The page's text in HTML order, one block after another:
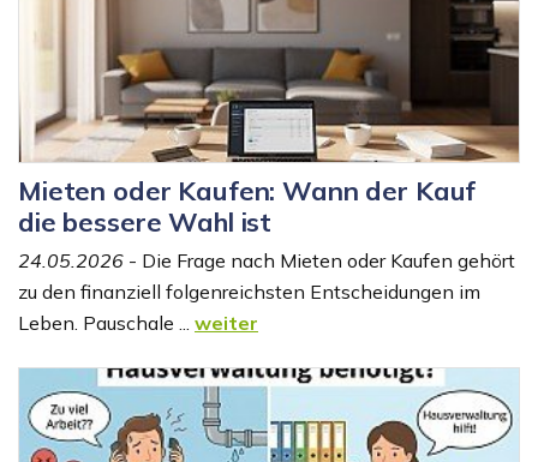
Mieten oder Kaufen: Wann der Kauf
die bessere Wahl ist
24.05.2026 - Die Frage nach Mieten oder Kaufen gehört
zu den finanziell folgenreichsten Entscheidungen im
Leben. Pauschale ... weiter